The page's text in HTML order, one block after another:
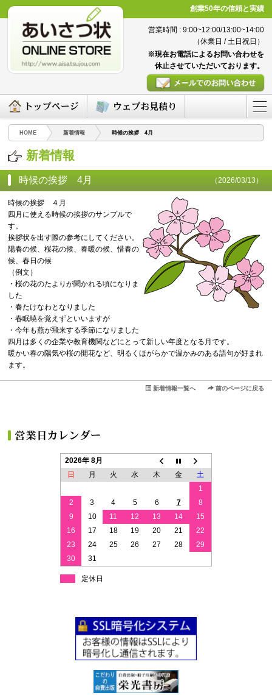
創業50年の信頼と実績
営業時間 : 9:00~12:00/13:00~14:00
（休業日 / 土日祝日）
※現在お電話によるお問い合わせを
休止させていただいております。
HOME 新着情報 時候の挨拶 4月
新着情報
時候の挨拶 4月 （2026/03/13）
時候の挨拶 ４月
四月に使える時候の挨拶のサンプルで
す。
挨拶状を出す際の参考にしてください。
陽春の候、桜花の候、春暖の候、惜春の
候、春日の候
（例文）
・桜の花のたよりが聞かれる頃になりま
した
・春たけなわとなりました
・春眠暁を覚えずといいますが
・今年も燕が飛来する季節になりました
四月は多くの企業や教育機関などにとって新しい年度となる月です。
暖かい春の陽気や桜の開花など、明るくほがらかで温かみのある語句が好まれ
ます。
新着情報一覧へ 前のページに戻る
2026年 8月
日
月 火 水 木 金
土
1
2
3 4 5 6 7
8
9
10 11 12 13 14
15
16
17 18 19 20 21
22
23
24 25 26 27 28
29
30
31
定休日